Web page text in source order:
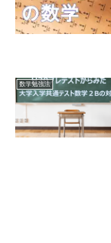
数学勉強法